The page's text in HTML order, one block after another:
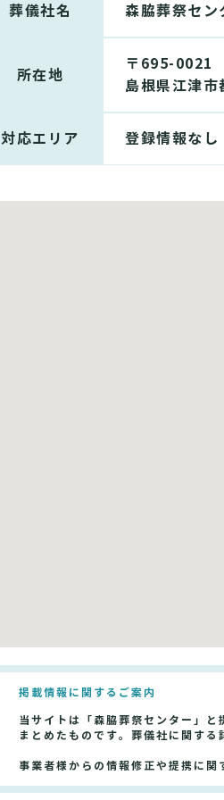
葬儀社名 森脇葬祭セン
所在地
〒695-0021
島根県江津
対応エリア 登録情報なし
掲載情報に関するご案内
当サイトは「森脇葬祭センター」
まとめたものです。葬儀社に関す
事業者様からの情報修正や提携に